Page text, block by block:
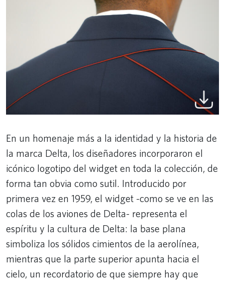
En un homenaje más a la identidad y la historia de
la marca Delta, los diseñadores incorporaron el
icónico logotipo del widget en toda la colección, de
forma tan obvia como sutil. Introducido por
primera vez en 1959, el widget -como se ve en las
colas de los aviones de Delta- representa el
espíritu y la cultura de Delta: la base plana
simboliza los sólidos cimientos de la aerolínea,
mientras que la parte superior apunta hacia el
cielo, un recordatorio de que siempre hay que